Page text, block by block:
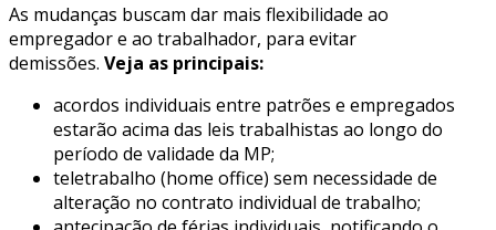
As mudanças buscam dar mais flexibilidade ao
empregador e ao trabalhador, para evitar
demissões. Veja as principais:
acordos individuais entre patrões e empregados
estarão acima das leis trabalhistas ao longo do
período de validade da MP;
teletrabalho (home office) sem necessidade de
alteração no contrato individual de trabalho;